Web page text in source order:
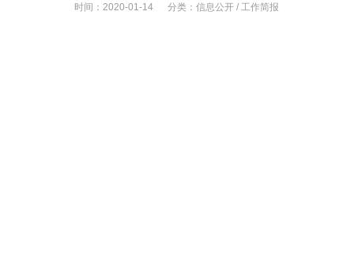
时间：2020-01-14 分类：信息公开 / 工作简报